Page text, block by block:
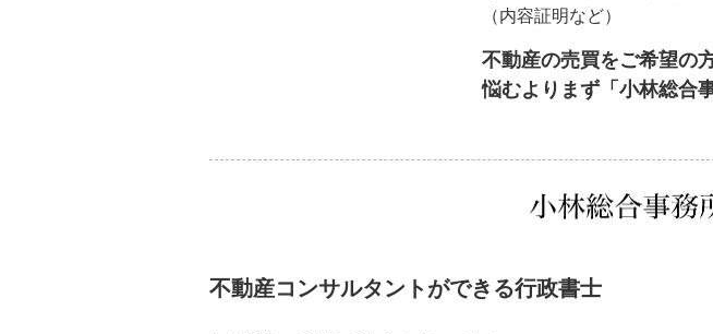
（内容証明など）
不動産の売買をご希望の
悩むよりまず「小林総合
不動産コンサルタントができる行政書士